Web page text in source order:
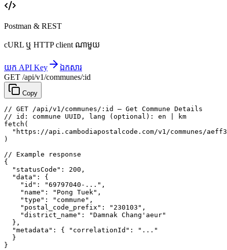
Postman & REST
cURL ឬ HTTP client ណាមួយ
យក API Key
ឯកសារ
GET /api/v1/communes/:id
Copy
// GET /api/v1/communes/:id — Get Commune Details
// id: commune UUID, lang (optional): en | km
fetch (
"https://api.cambodiapostalcode.com/v1/communes/
)
// Example response
{
"statusCode" : 200 ,
"data" : {
"id" : "69797040-..." ,
"name" : "Pong Tuek" ,
"type" : "commune" ,
"postal_code_prefix" : "230103" ,
"district_name" :
"Damnak Chang'aeur"
},
"metadata" : { "correlationId" :
"..."
}
}